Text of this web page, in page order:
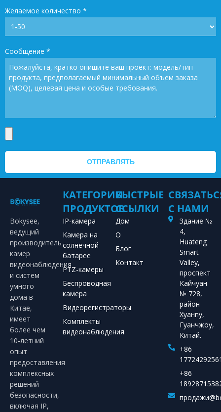
Желаемое количество *
Сообщение *
ОТПРАВЛЯТЬ
Bokysee,
ведущий
производитель
камер
видеонаблюдения
и систем
умного
дома в
Китае,
имеет
более чем
10-летний
опыт
предоставления
комплексных
решений
безопасности,
включая IP,
КАТЕГОРИИ
ПРОДУКТОВ
IP-камера
Камера на
солнечной
батарее
PTZ-камеры
Беспроводная
камера
Видеорегистраторы
Комплекты
видеонаблюдения
БЫСТРЫЕ
ССЫЛКИ
Дом
О
Блог
Контакт
С НАМИ
Здание №
4,
Huateng
Smart
Valley,
проспект
Кайчуан
№ 728,
район
Хуанпу,
Гуанчжоу,
Китай.
+86
+86